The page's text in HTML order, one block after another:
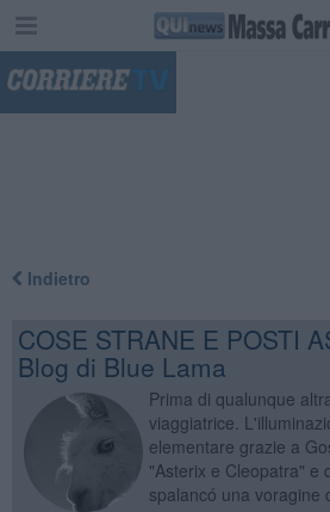
Indietro
COSE STRANE E POSTI
Blog di Blue Lama
Prima di qualunque
viaggiatrice.
elementare grazie a
"Asterix e Cleopatra" e
spalancó una voragine